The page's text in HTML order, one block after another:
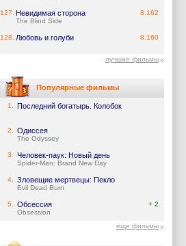
127. Невидимая сторона
The Blind Side
8.162
128. Любовь и голуби 8.160
лучшие фильмы
Популярные фильмы
1. Последний богатырь. Колобок
2. Одиссея
The Odyssey
3. Человек-паук: Новый день
Spider-Man: Brand New Day
4. Зловещие мертвецы: Пекло
Evil Dead Burn
5. Обсессия
Obsession
+ 2
еще фильмы